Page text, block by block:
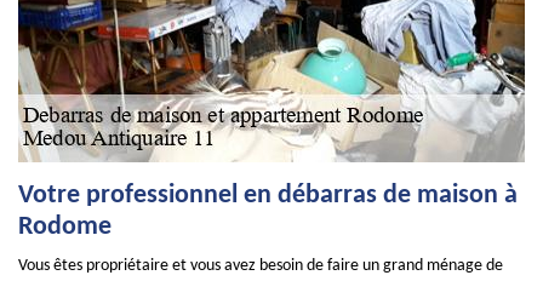
Votre professionnel en débarras de maison à
Rodome
Vous êtes propriétaire et vous avez besoin de faire un grand ménage de